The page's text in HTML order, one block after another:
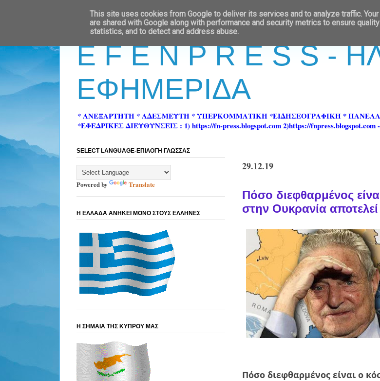
E F E N P R E S S -
ΕΦΗΜΕΡΙΔΑ
* ΑΝΕΞΑΡΤΗΤΗ * ΑΔΕΣΜΕΥΤΗ * ΥΠΕΡΚΟΜΜΑΤΙΚΗ *ΕΙΔΗΣΕΟΓΡΑΦΙΚΗ *
*ΕΦΕΔΡΙΚΕΣ ΔΙΕΥΘΥΝΣΕΙΣ : 1) https://fn-press.blogspot.com 2)https://fnpress.blogspot.com
29.12.19
Πόσο διεφθαρμένος
στην Ουκρανία
Πόσο διεφθαρμένος είναι ο
SELECT LANGUAGE-ΕΠΙΛΟΓΗ ΓΛΩΣΣΑΣ
Powered by Translate
Η ΕΛΛΑΔΑ ΑΝΗΚΕΙ ΜΟΝΟ ΣΤΟΥΣ ΕΛΛΗΝΕΣ
Η ΣΗΜΑΙΑ ΤΗΣ ΚΥΠΡΟΥ ΜΑΣ
This site uses cookies from Google to deliver its services and to analyze traffic.
are shared with Google along with performance and security metrics to ensure
statistics, and to detect and address abuse.